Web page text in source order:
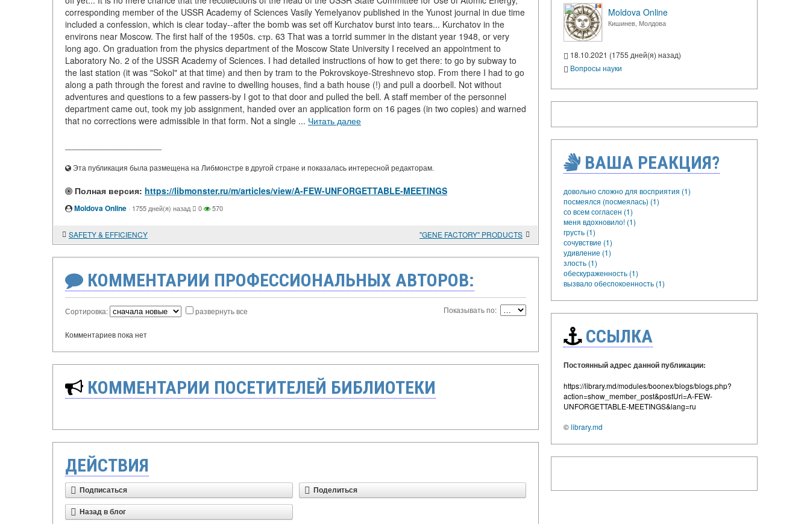
corresponding member of the USSR Academy of Sciences Vasily Yemelyanov published in the Yunost journal in due time
included a confession, which is clear today--after the bomb was set off Kurchatov burst into tears... Kurchatov in the
environs near Moscow. The first half of the 1950s. стр. 63 That was a torrid summer in the distant year 1948, or very
long ago. On graduation from the physics department of the Moscow State University I received an appointment to
Laboratory No. 2 of the USSR Academy of Sciences. I had detailed instructions of how to get there: to go by subway to
the last station (it was "Sokol" at that time) and then by tram to the Pokrovskoye-Streshnevo stop. From there I had to go
along a path through the forest and ravine to dwelling houses, find a bath house (!) and pull a doorbell. Not without
adventures and questions to a few passers-by I got to that door and pulled the bell. A staff member of the personnel
department came out, took my job assignment, handed over an application form on 16 pages (in two copies) and warned
that no corrections were admissible in that form. Not a single ... Читать далее
Эта публикация была размещена на Либмонстре в другой стране и показалась интересной редакторам.
Полная версия: https://libmonster.ru/m/articles/view/A-FEW-UNFORGETTABLE-MEETINGS
Moldova Online · 1755 дней(я) назад 0 570
SAFETY & EFFICIENCY "GENE FACTORY" PRODUCTS
КОММЕНТАРИИ ПРОФЕССИОНАЛЬНЫХ АВТОРОВ:
Сортировка: развернуть все Показывать по:
Комментариев пока нет
КОММЕНТАРИИ ПОСЕТИТЕЛЕЙ БИБЛИОТЕКИ
ДЕЙСТВИЯ
Подписаться Поделиться
Назад в блог
Moldova Online
Кишинев, Молдова
18.10.2021 (1755 дней(я) назад)
Вопросы науки
ВАША РЕАКЦИЯ?
довольно сложно для восприятия (1)
посмеялся (посмеялась) (1)
со всем согласен (1)
меня вдохновило! (1)
грусть (1)
сочувствие (1)
удивление (1)
злость (1)
обескураженность (1)
вызвало обеспокоенность (1)
ССЫЛКА
Постоянный адрес данной публикации:
https://library.md/modules/boonex/blogs/blogs.php?
action=show_member_post&postUri=A-FEW-
UNFORGETTABLE-MEETINGS&lang=ru
©library.md